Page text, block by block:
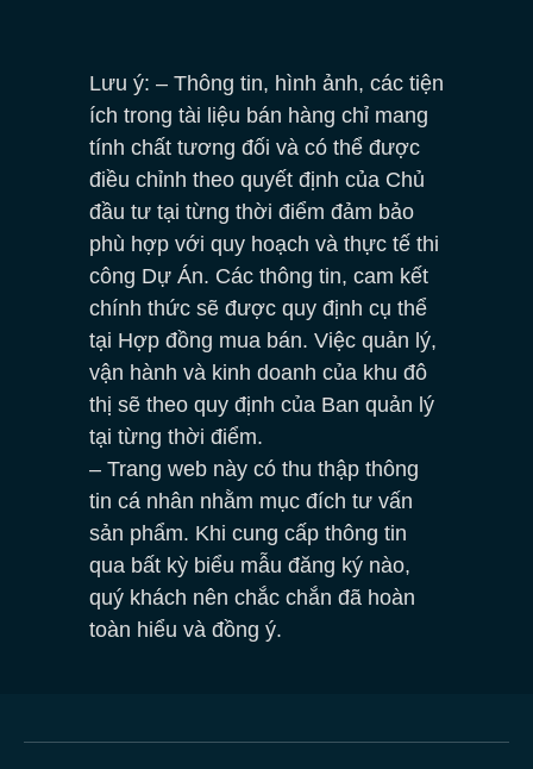
Lưu ý: – Thông tin, hình ảnh, các tiện
ích trong tài liệu bán hàng chỉ mang
tính chất tương đối và có thể được
điều chỉnh theo quyết định của Chủ
đầu tư tại từng thời điểm đảm bảo
phù hợp với quy hoạch và thực tế thi
công Dự Án. Các thông tin, cam kết
chính thức sẽ được quy định cụ thể
tại Hợp đồng mua bán. Việc quản lý,
vận hành và kinh doanh của khu đô
thị sẽ theo quy định của Ban quản lý
tại từng thời điểm.
– Trang web này có thu thập thông
tin cá nhân nhằm mục đích tư vấn
sản phẩm. Khi cung cấp thông tin
qua bất kỳ biểu mẫu đăng ký nào,
quý khách nên chắc chắn đã hoàn
toàn hiểu và đồng ý.